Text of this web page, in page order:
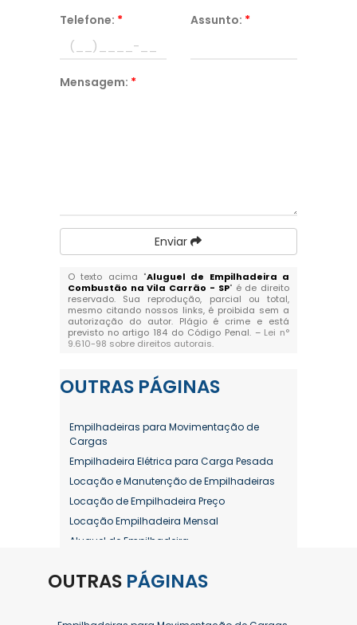
Telefone: * Assunto: *
Mensagem: *
Enviar
O texto acima "Aluguel de Empilhadeira a
Combustão na Vila Carrão - SP" é de direito
reservado. Sua reprodução, parcial ou total,
mesmo citando nossos links, é proibida sem a
autorização do autor. Plágio é crime e está
previsto no artigo 184 do Código Penal. – Lei n°
9.610-98 sobre direitos autorais.
OUTRAS PÁGINAS
Empilhadeiras para Movimentação de
Cargas
Empilhadeira Elétrica para Carga Pesada
Locação e Manutenção de Empilhadeiras
Locação de Empilhadeira Preço
Locação Empilhadeira Mensal
Aluguel de Empilhadeira
Aluguel de Empilhadeira Diária Valor
Aluguel de Empilhadeira Elétrica Preço
OUTRAS PÁGINAS